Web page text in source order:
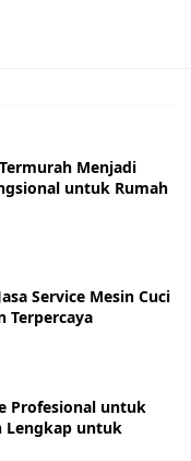
Menjadi
untuk Rumah
Service Mesin Cuci
Terpercaya
Profesional untuk
Lengkap untuk